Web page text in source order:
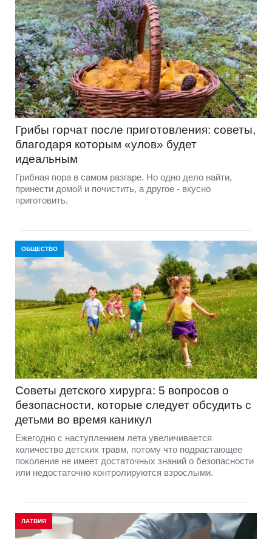
Грибы горчат после приготовления: советы,
благодаря которым «улов» будет
идеальным
Грибная пора в самом разгаре. Но одно дело найти,
принести домой и почистить, а другое - вкусно
приготовить.
ОБЩЕСТВО
Советы детского хирурга: 5 вопросов о
безопасности, которые следует обсудить с
детьми во время каникул
Ежегодно с наступлением лета увеличивается
количество детских травм, потому что подрастающее
поколение не имеет достаточных знаний о безопасности
или недостаточно контролируются взрослыми.
ЛАТВИЯ